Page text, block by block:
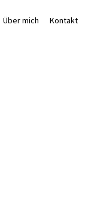
Über mich Kontakt